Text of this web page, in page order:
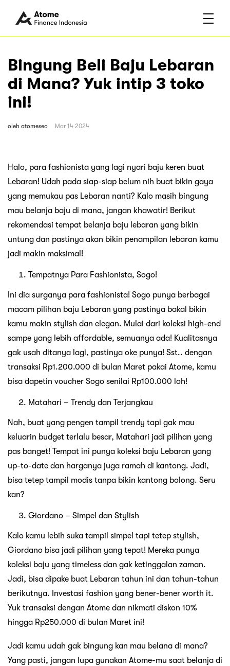
Bingung Beli Baju Lebaran
di Mana? Yuk intip 3 toko
ini!
oleh atomeseo Mar 14 2024
Halo, para fashionista yang lagi nyari baju keren buat
Lebaran! Udah pada siap-siap belum nih buat bikin gaya
yang memukau pas Lebaran nanti? Kalo masih bingung
mau belanja baju di mana, jangan khawatir! Berikut
rekomendasi tempat belanja baju lebaran yang bikin
untung dan pastinya akan bikin penampilan lebaran kamu
jadi makin maksimal!
Tempatnya Para Fashionista, Sogo!
Ini dia surganya para fashionista! Sogo punya berbagai
macam pilihan baju Lebaran yang pastinya bakal bikin
kamu makin stylish dan elegan. Mulai dari koleksi high-end
sampe yang lebih affordable, semuanya ada! Kualitasnya
gak usah ditanya lagi, pastinya oke punya! Sst.. dengan
transaksi Rp1.200.000 di bulan Maret pakai Atome, kamu
bisa dapetin voucher Sogo senilai Rp100.000 loh!
Matahari – Trendy dan Terjangkau
Nah, buat yang pengen tampil trendy tapi gak mau
keluarin budget terlalu besar, Matahari jadi pilihan yang
pas banget! Tempat ini punya koleksi baju Lebaran yang
up-to-date dan harganya juga ramah di kantong. Jadi,
bisa tetep tampil modis tanpa bikin kantong bolong. Seru
kan?
Giordano – Simpel dan Stylish
Kalo kamu lebih suka tampil simpel tapi tetep stylish,
Giordano bisa jadi pilihan yang tepat! Mereka punya
koleksi baju yang timeless dan gak ketinggalan zaman.
Jadi, bisa dipake buat Lebaran tahun ini dan tahun-tahun
berikutnya. Investasi fashion yang bener-bener worth it.
Yuk transaksi dengan Atome dan nikmati diskon 10%
hingga Rp250.000 di bulan Maret ini!
Jadi kamu udah gak bingung kan mau belana di mana?
Yang pasti, jangan lupa gunakan Atome-mu saat belanja di